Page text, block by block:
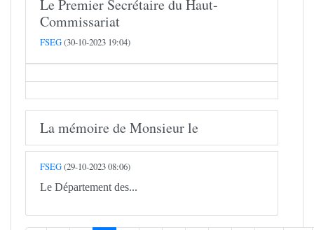
Le Premier Secrétaire du Haut-
Commissariat
FSEG(30-10-2023 19:04)
La mémoire de Monsieur le
FSEG(29-10-2023 08:06)
Le Département des...